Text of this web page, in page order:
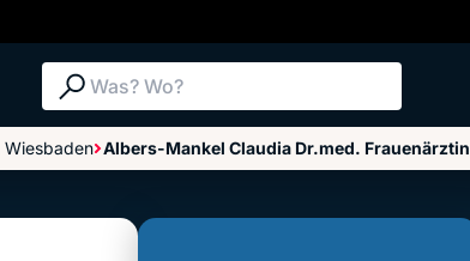
Suche: Was? Wo?
Wiesbaden Albers-Mankel Claudia Dr.med. Frauenärztin